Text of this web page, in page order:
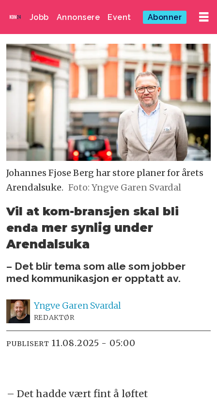
Jobb Annonsere Event Abonner
Johannes Fjose Berg har store planer for årets
Arendalsuke. Foto: Yngve Garen Svardal
Vil at kom-bransjen skal bli
enda mer synlig under
Arendalsuka
– Det blir tema som alle som jobber
med kommunikasjon er opptatt av.
Yngve Garen Svardal
REDAKTØR
PUBLISERT 11.08.2025 - 05:00
– Det hadde vært fint å løftet